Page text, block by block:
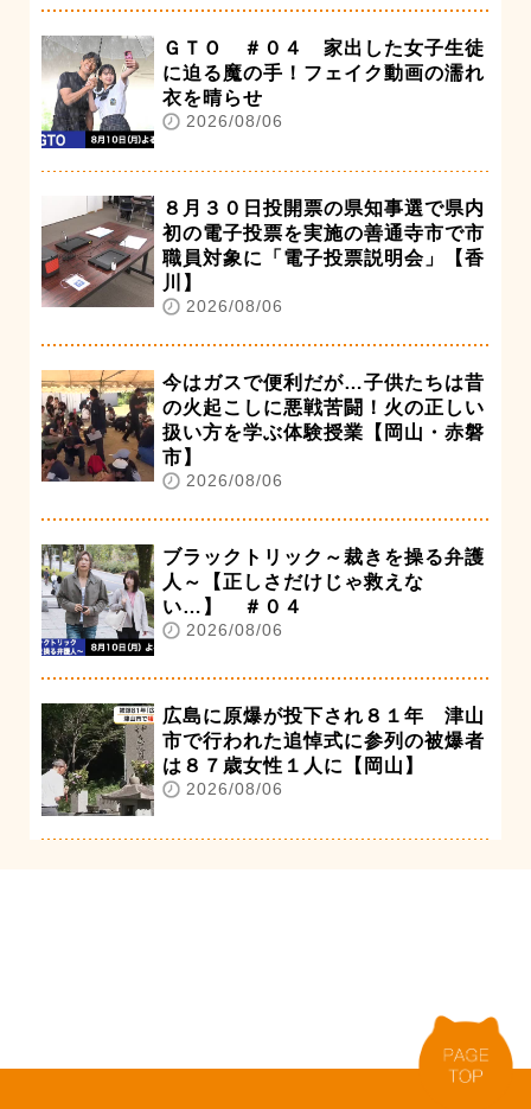
ＧＴＯ ＃０４ 家出した女子生徒
に迫る魔の手！フェイク動画の濡れ
衣を晴らせ
2026/08/06
８月３０日投開票の県知事選で県内
初の電子投票を実施の善通寺市で市
職員対象に「電子投票説明会」【香
川】
2026/08/06
今はガスで便利だが…子供たちは昔
の火起こしに悪戦苦闘！火の正しい
扱い方を学ぶ体験授業【岡山・赤磐
市】
2026/08/06
ブラックトリック～裁きを操る弁護
人～【正しさだけじゃ救えな
い…】 ＃０４
2026/08/06
広島に原爆が投下され８１年 津山
市で行われた追悼式に参列の被爆者
は８７歳女性１人に【岡山】
2026/08/06